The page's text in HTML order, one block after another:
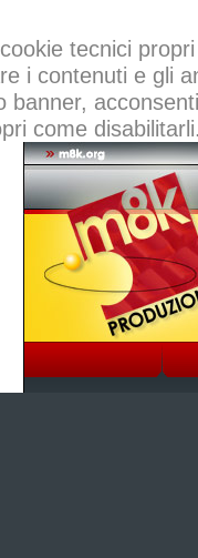
tecnici
i contenuti e gli
banner,
come